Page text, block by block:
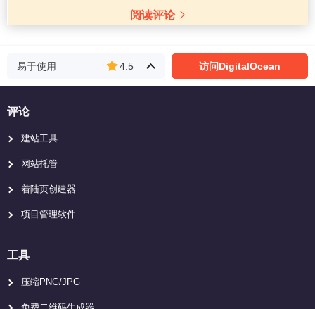
阅读评论
易于使用 4.5 访问DigitalOcean
评论
建站工具
网站托管
着陆页创建器
项目管理软件
工具
压缩PNG/JPG